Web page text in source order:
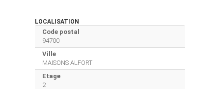
LOCALISATION
Code postal
94700
Ville
MAISONS ALFORT
Etage
2